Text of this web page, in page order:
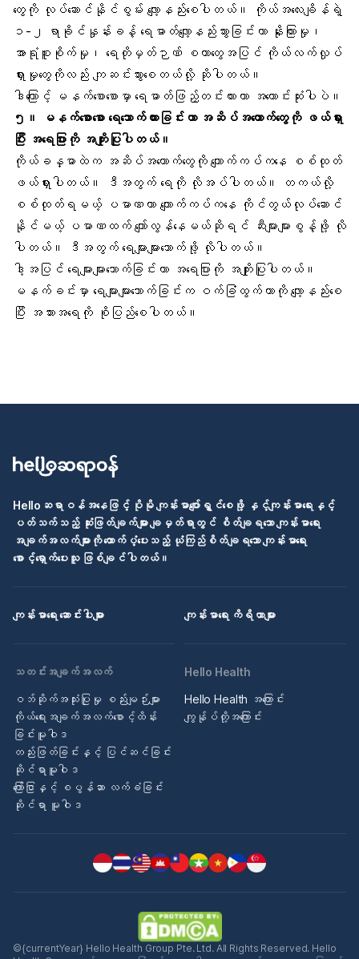
တွေကို လုပ်ဆောင်နိုင်စွမ်း လျော့နည်းစေပါတယ်။
ကိုယ်အလေးချိန် ရဲ့
၁-၂ ရာခိုင်နှုန်းခန့် ရေဓာတ်လျော့နည်းသွားခြင်းဟာ နိုးကြားမှု၊
အာရုံစူးစိုက်မှု၊ ရေတိုမှတ်ဉာဏ် စတာတွေအပြင် ကိုယ်လက်လှုပ်
ရှားမှုတွေကိုလည်း ကျဆင်းသွားစေတယ်လို့ ဆိုပါတယ်။
ဒါကြောင့် မနက်စောစောမှာ ရေဓာတ်ဖြည့်တင်းထားတာ အကောင်းဆုံးပါပဲ။
၅။
မနက်စောစောရေသောက်ထားခြင်းဟာ အဆိပ်အတောက်တွေကို ဖယ်ရှား
ပြီး အရေပြားကို အကျိုးပြုပါတယ်။
ကိုယ်ခန္ဓာထဲက အဆိပ်အတောက်တွေကို ကျောက်ကပ်ကနေ စစ်ထုတ်
ဖယ်ရှားပါတယ်။ ဒီအတွက် ရေကို လိုအပ်ပါတယ်။ တကယ်လို့
စစ်ထုတ်ရမယ့် ပမာဏဟာ ကျောက်ကပ်ကနေ ကိုင်တွယ်လုပ်ဆောင်
နိုင်မယ့် ပမာဏထက် ကျော်လွန်နေမယ်ဆိုရင် ဆီးများများစွန့်ဖို့ လို
ပါတယ်။ ဒီအတွက် ရေများများသောက်ဖို့ လိုပါတယ်။
ဒါ့အပြင် ရေများများသောက်ခြင်းဟာ အရေပြား ကို အကျိုးပြုပါတယ်။
မနက်ခင်းမှာ ရေများများသောက်ခြင်းက ဝက်ခြံထွက်တာကို လျော့နည်းစေ
ပြီး အသားအရေကို စိုပြည်စေပါတယ်။
Helloဆရာဝန်အနေဖြင့် ပိုမို ကျန်းမာပျော်ရွှင်စေဖို့ နှင့်ကျန်းမာရေးနှင့်
ပတ်သက်သည့် ဆုံးဖြတ်ချက်များ ချမှတ်ရာတွင် စိတ်ချရသော ကျန်းမာရေး
အချက်အလက်များကို ထောက်ပံ့ပေးသည့် ယုံကြည်စိတ်ချရသော ကျန်းမာရေး
စောင့်ရှောက်ပေးသူ ဖြစ်ချင်ပါတယ်။
ကျန်းမာရေး ဆောင်းပါးများ ကျန်းမာရေး ကိရိယာများ
သတင်းအချက်အလက်
ဝဘ်ဆိုက်အသုံးပြုမှု စည်းမျဉ်းများ
ကိုယ်ရေးအချက်အလက်စောင့်ထိန်း
ခြင်းမူဝါဒ
တည်းဖြတ်ခြင်းနှင့် ပြင်ဆင်ခြင်း
ဆိုင်ရာမူဝါဒ
ကြော်ငြာနှင့် စပွန်ဆာ လက်ခံခြင်း
ဆိုင်ရာ မူဝါဒ
Hello Health
Hello Health အကြောင်း
ကျွန်ုပ်တို့အကြောင်း
©{currentYear} Hello Health Group Pte. Ltd. All Rights Reserved. Hello